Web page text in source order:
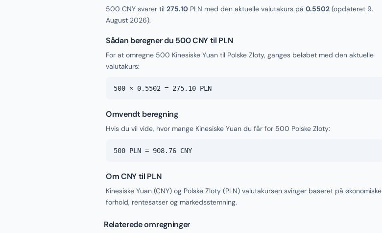
500 CNY svarer til 275.10 PLN med den aktuelle valutakurs på 0.5502 (opdateret 9.
August 2026).
Sådan beregner du 500 CNY til PLN
For at omregne 500 Kinesiske Yuan til Polske Zloty, ganges beløbet med den aktuelle
valutakurs:
500 × 0.5502 = 275.10 PLN
Omvendt beregning
Hvis du vil vide, hvor mange Kinesiske Yuan du får for 500 Polske Zloty:
500 PLN = 908.76 CNY
Om CNY til PLN
Kinesiske Yuan (CNY) og Polske Zloty (PLN) valutakursen svinger baseret på økonomiske
forhold, rentesatser og markedsstemning.
Relaterede omregninger